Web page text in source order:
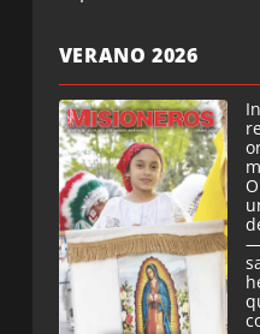
VERANO 2026